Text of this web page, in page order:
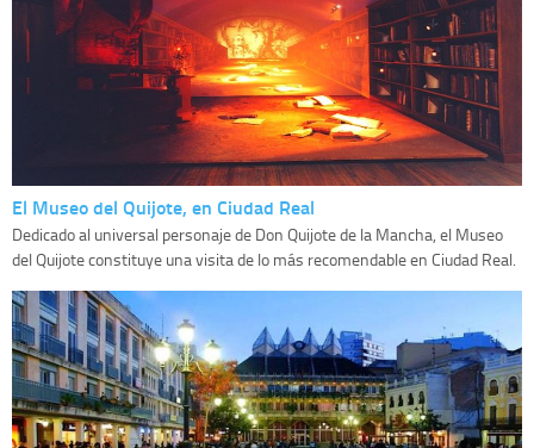
El Museo del Quijote, en Ciudad Real
Dedicado al universal personaje de Don Quijote de la Mancha, el Museo
del Quijote constituye una visita de lo más recomendable en Ciudad Real.